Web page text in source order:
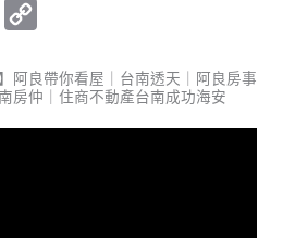
Gmail
阿良帶你看屋｜台南透天｜阿良房事
房仲｜住商不動產台南成功海安